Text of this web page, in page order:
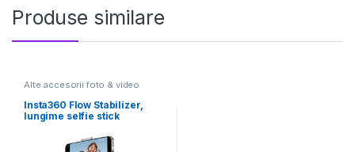
Produse similare
Alte accesorii foto & video
Insta360 Flow Stabilizer,
lungime selfie stick
dimensiune trepied